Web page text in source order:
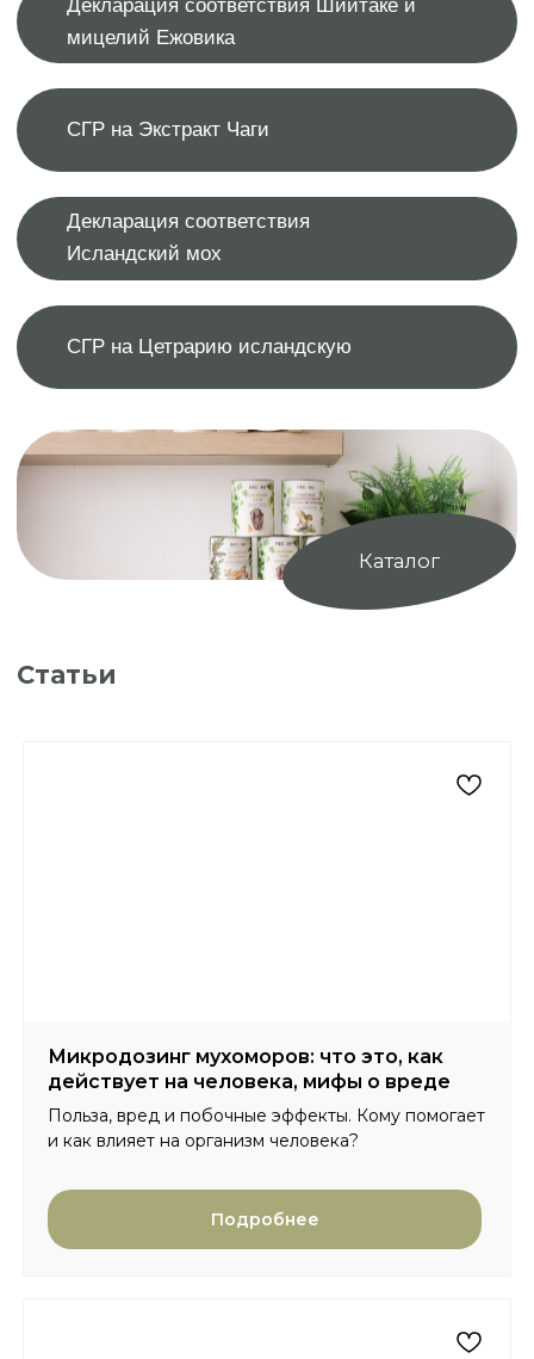
Микродозинг мухоморов: что это, как
действует на человека, мифы о вреде
Польза, вред и побочные эффекты. Кому помогает
и как влияет на организм человека?
Подробнее